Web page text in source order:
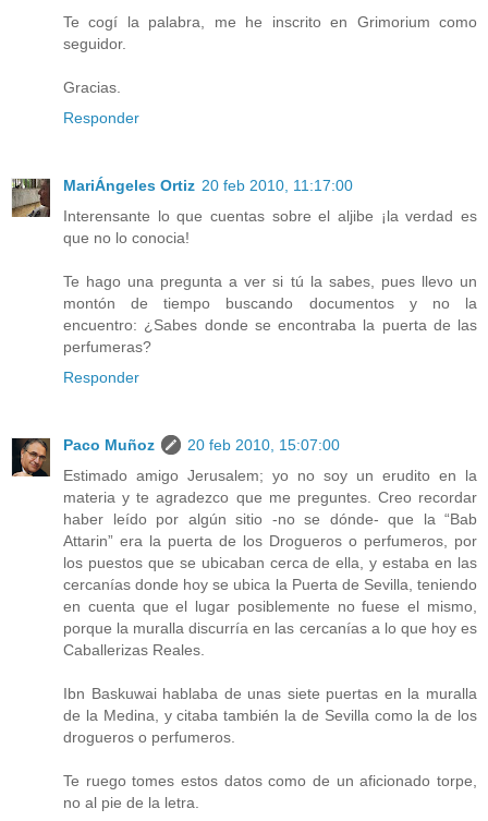
Te cogí la palabra, me he inscrito en Grimorium como
seguidor.
Gracias.
Responder
MariÁngeles Ortiz 20 feb 2010, 11:17:00
Interensante lo que cuentas sobre el aljibe ¡la verdad es
que no lo conocia!
Te hago una pregunta a ver si tú la sabes, pues llevo un
montón de tiempo buscando documentos y no la
encuentro: ¿Sabes donde se encontraba la puerta de las
perfumeras?
Responder
Paco Muñoz
20 feb 2010, 15:07:00
Estimado amigo Jerusalem; yo no soy un erudito en la
materia y te agradezco que me preguntes. Creo recordar
haber leído por algún sitio -no se dónde- que la “Bab
Attarin” era la puerta de los Drogueros o perfumeros, por
los puestos que se ubicaban cerca de ella, y estaba en las
cercanías donde hoy se ubica la Puerta de Sevilla, teniendo
en cuenta que el lugar posiblemente no fuese el mismo,
porque la muralla discurría en las cercanías a lo que hoy es
Caballerizas Reales.
Ibn Baskuwai hablaba de unas siete puertas en la muralla
de la Medina, y citaba también la de Sevilla como la de los
drogueros o perfumeros.
Te ruego tomes estos datos como de un aficionado torpe,
no al pie de la letra.